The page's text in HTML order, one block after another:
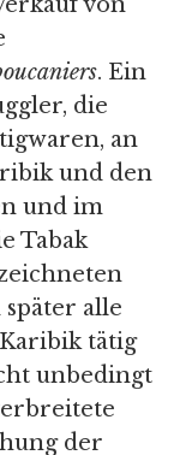
. Ein
die
an
und den
und im
Tabak
später alle
tätig
unbedingt
der